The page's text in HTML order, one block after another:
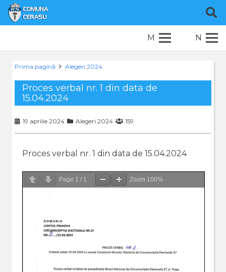
M N
Prima pagină Alegeri 2024
Proces verbal nr. 1 din data de
15.04.2024
19 aprilie 2024 Alegeri 2024 159
Proces verbal nr. 1 din data de 15.04.2024
Page 1 / 1 Zoom 100%